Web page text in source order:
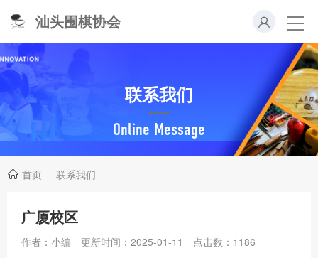
汕头围棋协会
联系我们
Online Message
首页 联系我们
广厦校区
作者：小编 更新时间：2025-01-11 点击数： 1186